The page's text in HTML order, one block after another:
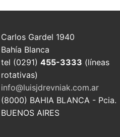
Carlos Gardel 1940
Bahía Blanca
tel (0291) 455-3333 (líneas
rotativas)
info@luisjdrevniak.com.ar
(8000) BAHIA BLANCA - Pcia.
BUENOS AIRES